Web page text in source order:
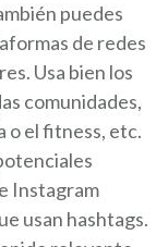
puedes
de redes
Usa bien los
comunidades,
o el fitness, etc.
Instagram
usan hashtags.